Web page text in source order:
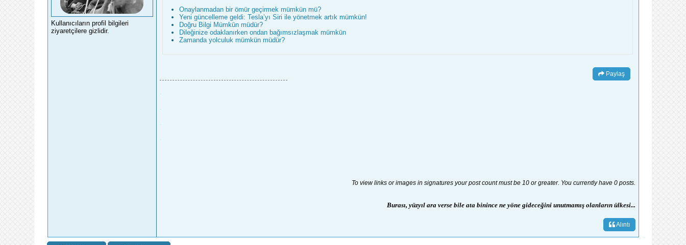
Kullanıcıların profil bilgileri
ziyaretçilere gizlidir.
Onaylanmadan bir ömür geçirmek mümkün mü?
Yeni güncelleme geldi: Tesla’yı Siri ile yönetmek artık mümkün!
Doğru Bilgi Mümkün müdür?
Dileğinize odaklanırken ondan bağımsızlaşmak mümkün
Zamanda yolculuk mümkün müdür?
Paylaş
.
.
.
.
To view links or images in signatures your post count must be 10 or greater. You currently have 0 posts.
Burası, yüzyıl ara verse bile ata binince ne yöne gideceğini unutmamış olanların ülkesi...
Alıntı